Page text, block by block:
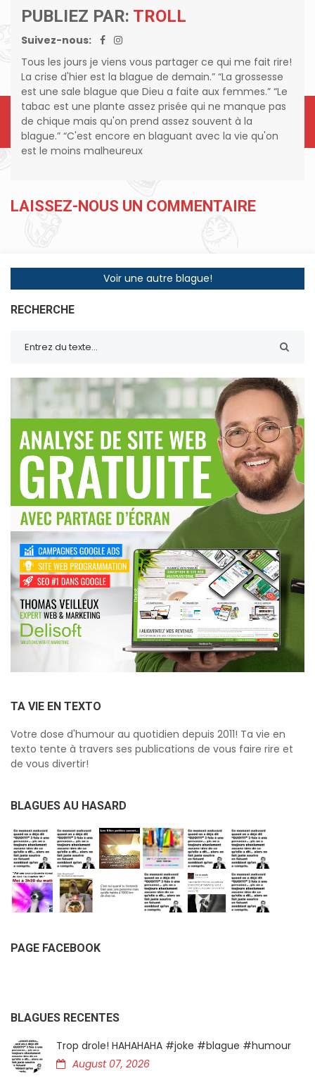
PUBLIEZ PAR: TROLL
Suivez-nous:
Tous les jours je viens vous partager ce qui me fait rire!
La crise d'hier est la blague de demain.” “La grossesse
est une sale blague que Dieu a faite aux femmes.” “Le
tabac est une plante assez prisée qui ne manque pas
de chique mais qu'on prend assez souvent à la
blague.” “C'est encore en blaguant avec la vie qu'on
est le moins malheureux
LAISSEZ-NOUS UN COMMENTAIRE
Voir une autre blague!
RECHERCHE
TA VIE EN TEXTO
Votre dose d'humour au quotidien depuis 2011! Ta vie en
texto tente à travers ses publications de vous faire rire et
de vous divertir!
BLAGUES AU HASARD
PAGE FACEBOOK
BLAGUES RECENTES
Trop drole! HAHAHAHA #joke #blague #humour
August 07, 2026